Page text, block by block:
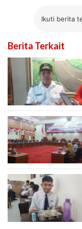
Ikuti berita
Berita Terkait